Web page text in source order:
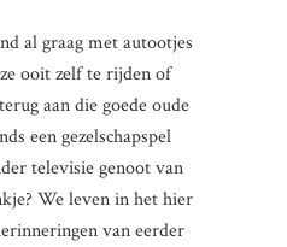
al graag met autootjes
ooit zelf te rijden of
aan die goede oude
een gezelschapspel
televisie genoot van
We leven in het hier
van eerder